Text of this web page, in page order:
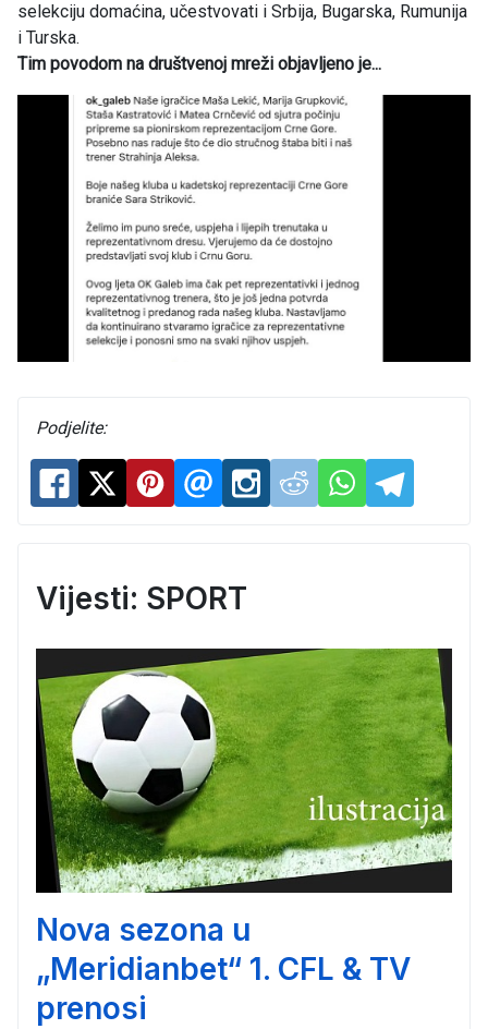
selekciju domaćina, učestvovati i Srbija, Bugarska, Rumunija
i Turska.
Tim povodom na društvenoj mreži objavljeno je...
Podjelite:
Vijesti: SPORT
Nova sezona u
„Meridianbet“ 1. CFL & TV
prenosi